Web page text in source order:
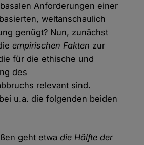
Anforderungen einer
weltanschaulich
genügt? Nun, zunächst
empirischen Fakten zur
für die ethische und
des
relevant sind.
u.a. die folgenden beiden
geht etwadie Hälfte der